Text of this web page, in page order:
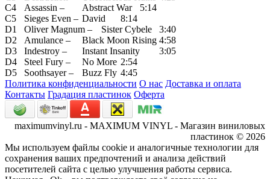
C4
Assassin – Abstract War
5:14
C5
Sieges Even – David
8:14
D1
Oliver Magnum – Sister Cybele
3:40
D2
Amulance – Black Moon Rising 4:58
D3
Indestroy – Instant Insanity
3:05
D4
Steel Fury – No More 2:54
D5
Soothsayer – Buzz Fly 4:45
Политика конфиденциальности О нас Доставка и оплата
Контакты Градация пластинок Оферта
maximumvinyl.ru - MAXIMUM VINYL - Магазин виниловых
пластинок © 2026
Мы используем файлы cookie и аналогичные технологии для
сохранения ваших предпочтений и анализа действий
посетителей сайта с целью улучшения работы сервиса.